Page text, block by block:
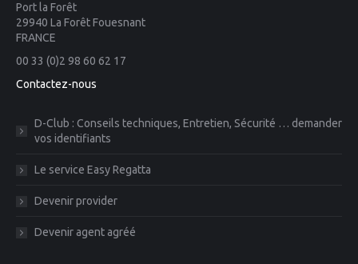
Port la Forêt
29940 La Forêt Fouesnant
FRANCE
00 33 (0)2 98 60 62 17
Contactez-nous
D-Club : Conseils techniques, Entretien, Sécurité … demander
vos identifiants
Le service Easy Regatta
Devenir provider
Devenir agent agréé